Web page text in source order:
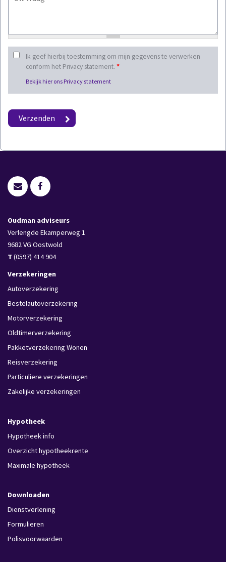
Ik geef hierbij toestemming om mijn gegevens te verwerken
conform het Privacy statement. *
Bekijk hier ons Privacy statement
Oudman adviseurs
Verlengde Ekamperweg 1
9682 VG Oostwold
T (0597) 414 904
Verzekeringen
Autoverzekering
Bestelautoverzekering
Motorverzekering
Oldtimerverzekering
Pakketverzekering Wonen
Reisverzekering
Particuliere verzekeringen
Zakelijke verzekeringen
Hypotheek
Hypotheek info
Overzicht hypotheekrente
Maximale hypotheek
Downloaden
Dienstverlening
Formulieren
Polisvoorwaarden